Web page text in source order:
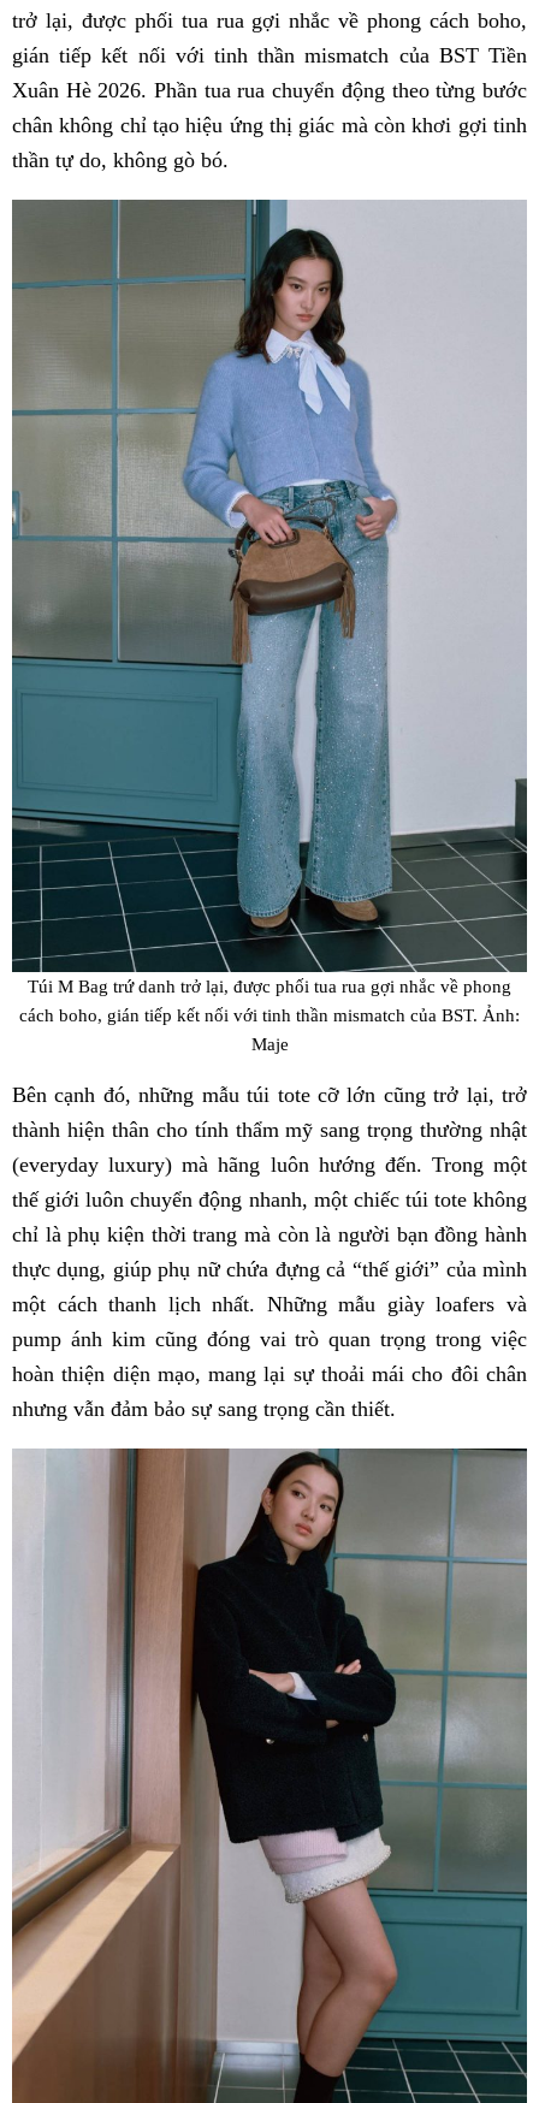
trở lại, được phối tua rua gợi nhắc về phong cách boho,
gián tiếp kết nối với tinh thần mismatch của BST Tiền
Xuân Hè 2026. Phần tua rua chuyển động theo từng bước
chân không chỉ tạo hiệu ứng thị giác mà còn khơi gợi tinh
thần tự do, không gò bó.
Túi M Bag trứ danh trở lại, được phối tua rua gợi nhắc về phong
cách boho, gián tiếp kết nối với tinh thần mismatch của BST. Ảnh:
Maje
Bên cạnh đó, những mẫu túi tote cỡ lớn cũng trở lại, trở
thành hiện thân cho tính thẩm mỹ sang trọng thường nhật
(everyday luxury) mà hãng luôn hướng đến. Trong một
thế giới luôn chuyển động nhanh, một chiếc túi tote không
chỉ là phụ kiện thời trang mà còn là người bạn đồng hành
thực dụng, giúp phụ nữ chứa đựng cả “thế giới” của mình
một cách thanh lịch nhất. Những mẫu giày loafers và
pump ánh kim cũng đóng vai trò quan trọng trong việc
hoàn thiện diện mạo, mang lại sự thoải mái cho đôi chân
nhưng vẫn đảm bảo sự sang trọng cần thiết.